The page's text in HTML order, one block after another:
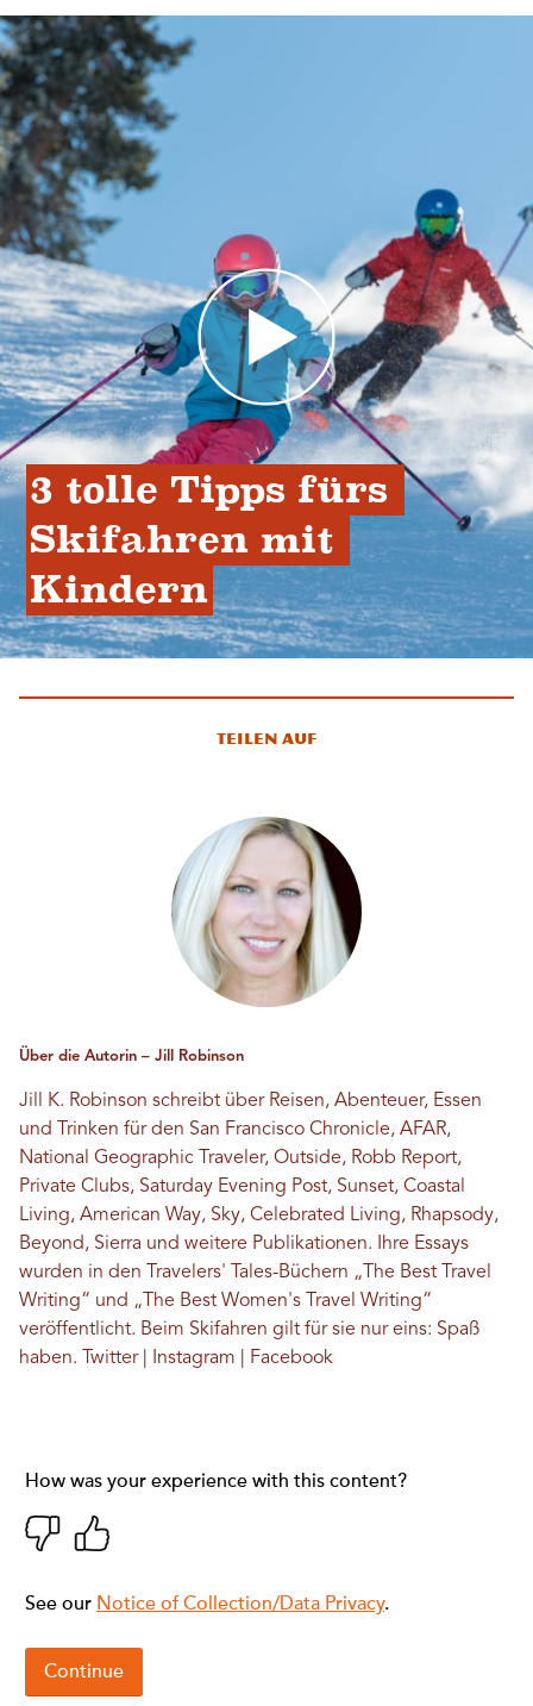
3 tolle Tipps fürs
Skifahren mit
Kindern
Teilen auf
Über die Autorin – Jill Robinson
Jill K. Robinson schreibt über Reisen, Abenteuer, Essen
und Trinken für den San Francisco Chronicle, AFAR,
National Geographic Traveler, Outside, Robb Report,
Private Clubs, Saturday Evening Post, Sunset, Coastal
Living, American Way, Sky, Celebrated Living, Rhapsody,
Beyond, Sierra und weitere Publikationen. Ihre Essays
wurden in den Travelers' Tales-Büchern „The Best Travel
Writing“ und „The Best Women's Travel Writing“
veröffentlicht. Beim Skifahren gilt für sie nur eins: Spaß
haben.
Twitter| Instagram Facebook